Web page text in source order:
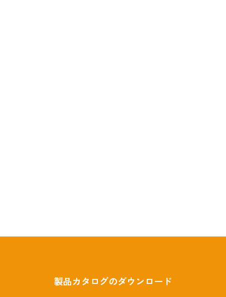
製品カタログのダウンロード